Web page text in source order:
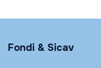
Fondi & Sicav